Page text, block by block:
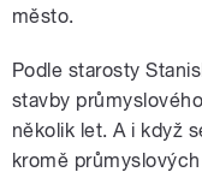
město.
Podle starosty
stavby
několik let. A i když
kromě